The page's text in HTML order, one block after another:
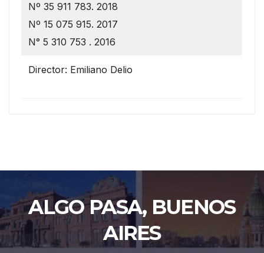
Nº 35 911 783. 2018
Nº 15 075 915. 2017
N° 5 310 753 . 2016
Director: Emiliano Delio
ALGO PASA, BUENOS
AIRES